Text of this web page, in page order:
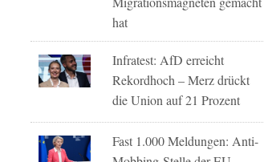
hat
Infratest: AfD erreicht
Rekordhoch – Merz drückt
die Union auf 21 Prozent
Fast 1.000 Meldungen: Anti-